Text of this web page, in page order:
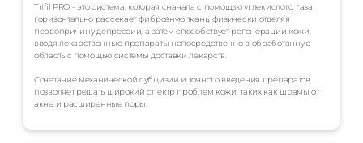
Trifil PRO - это система, которая сначала с помощью углекислого газа
горизонтально рассекает фиброзную ткань, физически отделяя
первопричину депрессии, а затем способствует регенерации кожи,
вводя лекарственные препараты непосредственно в обработанную
область с помощью системы доставки лекарств.
Сочетание механической субцизии и точного введения препаратов
позволяет решать широкий спектр проблем кожи, таких как шрамы от
акне и расширенные поры.